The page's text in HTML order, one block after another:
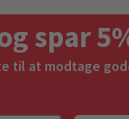
spar
til at modtage